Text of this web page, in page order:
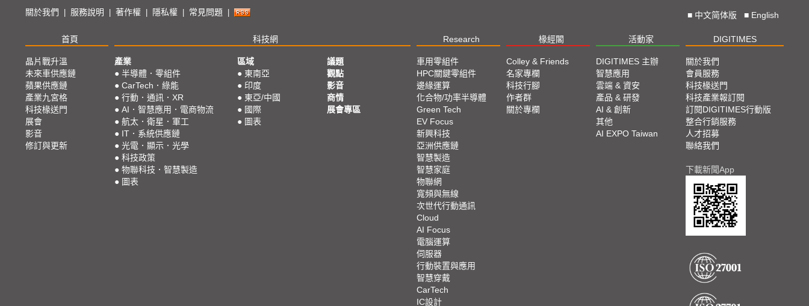
關於我們 服務說明 著作權 隱私權 常見問題 ■ 中文简体版 ■ English
首頁 科技網 Research 椽經閣 活動家 DIGITIMES
晶片戰升溫
未來車供應鏈
蘋果供應鏈
產業九宮格
科技椽送門
展會
影音
修訂與更新
產業
● 半導體．零組件
● CarTech．綠能
● 行動．通訊．XR
● AI．智慧應用．電商物流
● 航太．衛星．軍工
● IT．系統供應鏈
● 光電．顯示．光學
● 科技政策
● 物聯科技．智慧製造
● 圖表
區域
● 東南亞
● 印度
● 東亞/中國
● 國際
● 圖表
議題
觀點
影音
商情
展會專區
車用零組件
HPC關鍵零組件
邊緣運算
化合物/功率半導體
Green Tech
EV Focus
新興科技
亞洲供應鏈
智慧製造
智慧家庭
物聯網
寬頻與無線
次世代行動通訊
Cloud
AI Focus
電腦運算
伺服器
行動裝置與應用
智慧穿戴
CarTech
IC設計
Colley & Friends
名家專欄
科技行腳
作者群
關於專欄
DIGITIMES 主辦
智慧應用
雲端 & 資安
產品 & 研發
AI & 創新
其他
AI EXPO Taiwan
關於我們
會員服務
科技椽送門
科技產業報訂閱
訂閱DIGITIMES行動版
整合行銷服務
人才招募
聯絡我們
下載新聞App